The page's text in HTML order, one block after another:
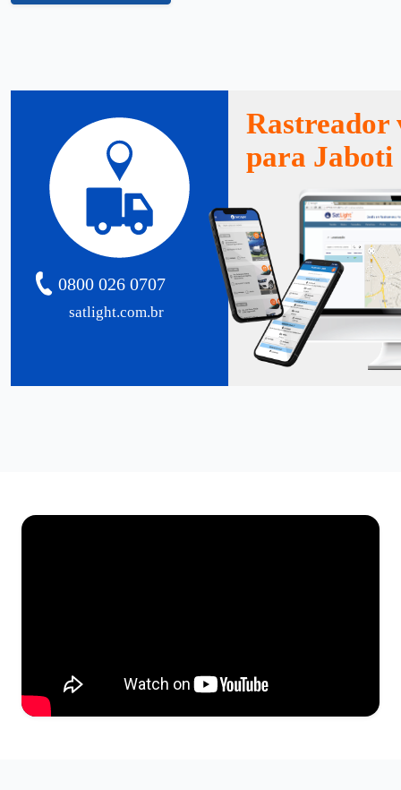
satlight.com.br
0800 026 0707
Rastreador
para Jaboti